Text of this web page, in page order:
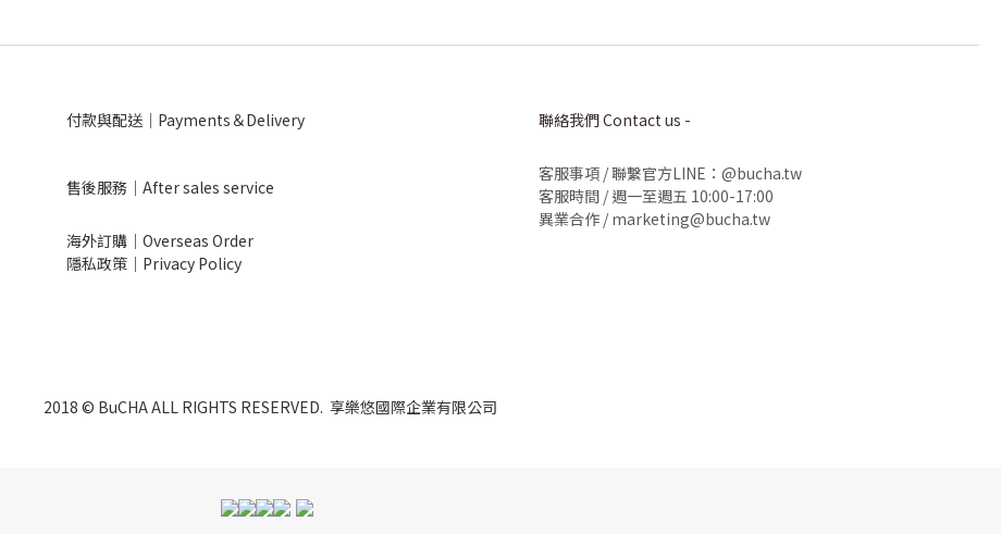
付款與配送｜Payments＆Delivery
售後服務｜After sales service
海外訂購｜Overseas Order
隱私政策｜Privacy Policy
聯絡我們 Contact us -
客服事項 /聯繫官方LINE：@bucha.tw
客服時間 / 週一至週五 10:00-17:00
異業合作 / marketing@bucha.tw
2018 © BuCHA ALL RIGHTS RESERVED. 享樂悠國際企業有限公司